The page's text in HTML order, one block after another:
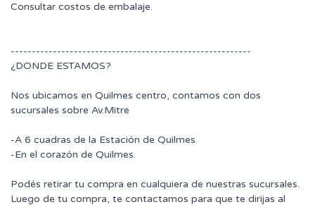
Consultar costos de embalaje.
---------------------------------------------------------
¿DONDE ESTAMOS?
Nos ubicamos en Quilmes centro, contamos con dos
sucursales sobre Av.Mitre
-A 6 cuadras de la Estación de Quilmes.
-En el corazón de Quilmes.
Podés retirar tu compra en cualquiera de nuestras sucursales.
Luego de tu compra, te contactamos para que te dirijas al